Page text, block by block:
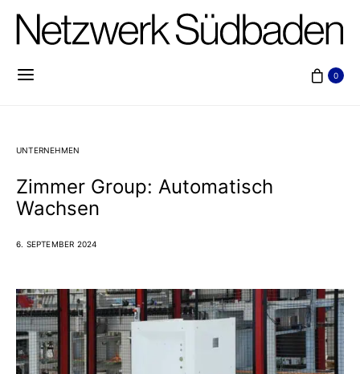
0
UNTERNEHMEN
Zimmer Group: Automatisch
Wachsen
6. SEPTEMBER 2024